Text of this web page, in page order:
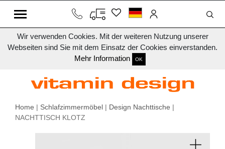
Wir verwenden Cookies. Mit der weiteren Nutzung unserer
Webseiten sind Sie mit dem Einsatz der Cookies einverstanden.
Mehr Information
OK
Home | Schlafzimmermöbel | Design Nachttische |
NACHTTISCH KLOTZ